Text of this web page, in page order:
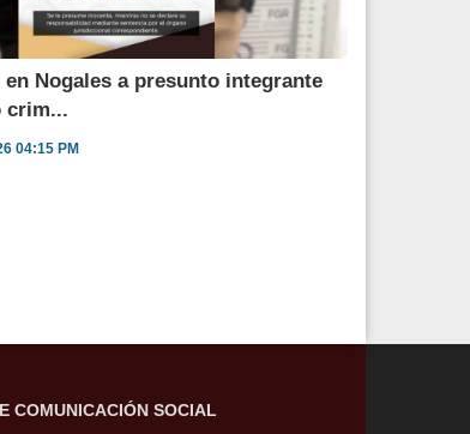
en Nogales a presunto integrante
crim...
04:15 PM
COMUNICACIÓN SOCIAL